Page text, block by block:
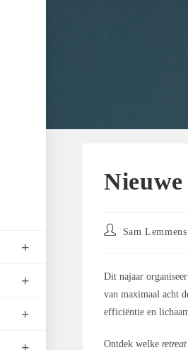
BerichtSam Lemmens
Dit najaar
van maximaal acht
efficiëntie en
Ontdek welkeretreat